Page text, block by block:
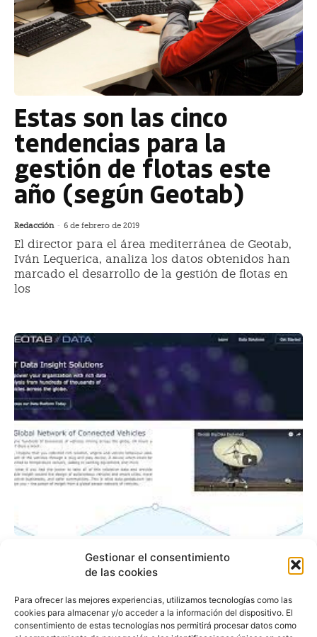
Gestionar el consentimiento
de las cookies
Para ofrecer las mejores experiencias, utilizamos tecnologías como las
cookies para almacenar y/o acceder a la información del dispositivo. El
consentimiento de estas tecnologías nos permitirá procesar datos como
Estas son las cinco
tendencias para la
gestión de flotas este
año (según Geotab)
Redacción - 6 de febrero de 2019
El director para el área mediterránea de Geotab,
Iván Lequerica, analiza los datos obtenidos han
marcado el desarrollo de la gestión de flotas en
los
Geotab lanza
data.geotab.com para el
desarrollo de las smart